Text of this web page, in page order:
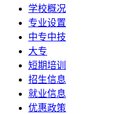
学校概况
专业设置
中专中技
大专
短期培训
招生信息
就业信息
优惠政策